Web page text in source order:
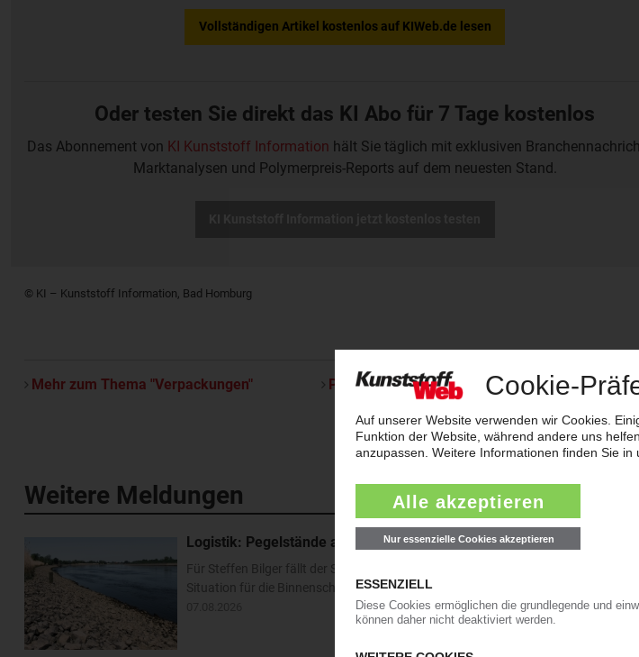
Vollständigen Artikel kostenlos auf KIWeb.de lesen
Oder testen Sie direkt das KI Abo für 7 Tage kostenlos
Das Abonnement von KI Kunststoff Information hält Sie täglich mit exklusiven
Marktanalysen und Polymerpreis-Reports auf dem neuesten Stand.
© KI – Kunststoff Information, Bad Homburg
Mehr zum Thema "Verpackungen" Per E-Mail weiterleiten
Weitere Meldungen
Logistik: Pegelstände am Rhein erreichen neues Rekordtief
Für Steffen Bilger fällt der Sommerurlaub derzeit so flach wie das Niedrigwasser
Situation für die Binnenschifffahrt hat der frisch gekürte Bundesverkehrsminister